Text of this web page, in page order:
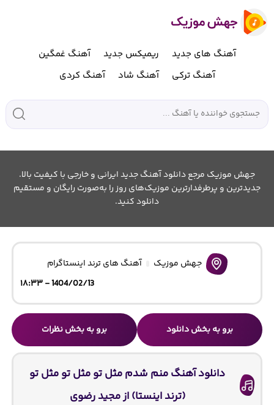
آهنگ های جدید ریمیکس جدید
آهنگ غمگین
آهنگ ترکی
آهنگ شاد آهنگ کردی
جهش موزیک مرجع دانلود آهنگ جدید ایرانی و خارجی با کیفیت بالا.
جدیدترین و پرطرفدارترین موزیک‌های روز را به‌صورت رایگان و مستقیم
دانلود کنید.
جهش موزیک
آهنگ های ترند اینستاگرام
1404/02/13 - ۱۸:۳۳
برو به بخش دانلود برو به بخش نظرات
دانلود آهنگ منم شدم مثل تو مثل تو مثل تو
(ترند اینستا) از مجید رضوی